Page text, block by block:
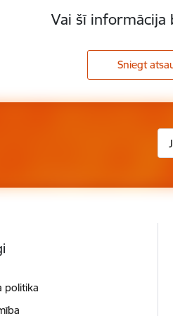
Vai šī informācija
Sniegt
politika